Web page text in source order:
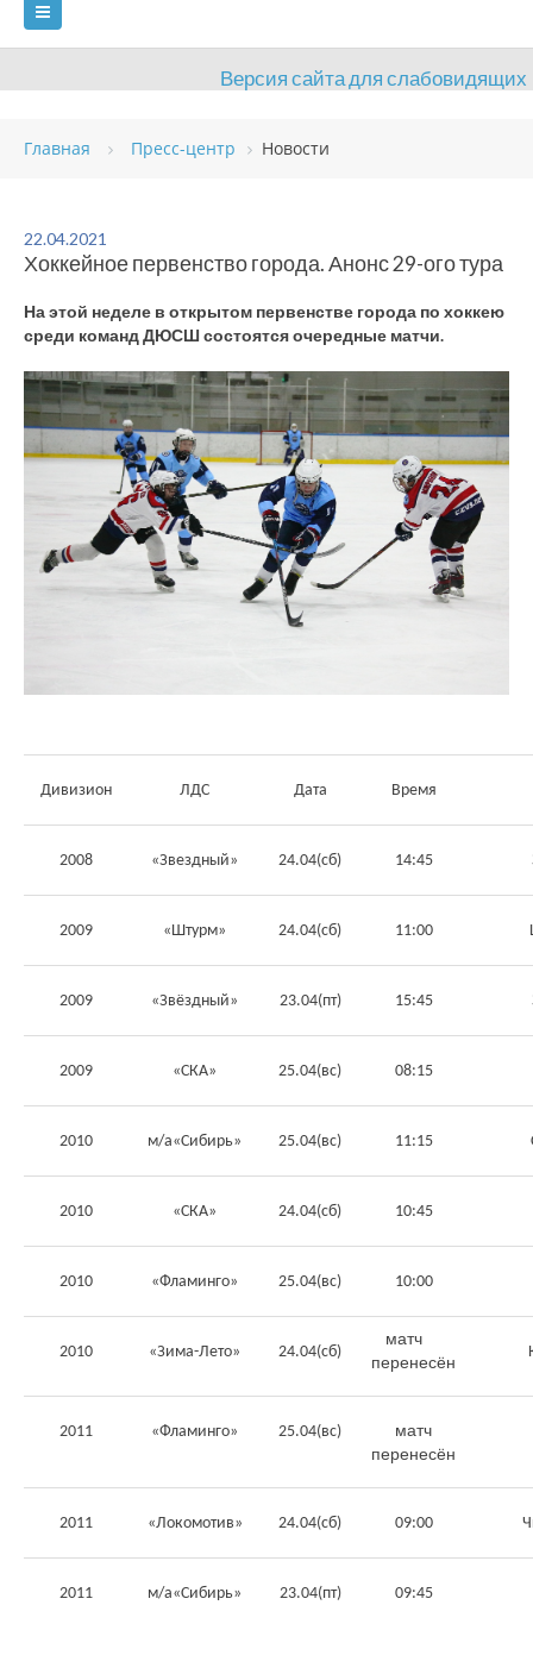
Версия сайта для слабовидящих
ГЛАВНАЯ
ВИДЫ СПОРТА
ОЦЕНКА КАЧЕСТВА ОБРАЗОВАНИЯ ВАКАНСИИ
ПЛАТНЫЕ УСЛУГИ КОНТАКТЫ
Главная Пресс-центр Новости
22.04.2021
Хоккейное первенство города. Анонс 29-ого тура
На этой неделе в открытом первенстве города по хоккею
среди команд ДЮСШ состоятся очередные матчи.
Дивизион ЛДС Дата Время
2008 «Звездный» 24.04(сб) 14:45
2009 «Штурм» 24.04(сб) 11:00
2009 «Звёздный» 23.04(пт) 15:45
2009 «СКА» 25.04(вс) 08:15
2010 м/а«Сибирь» 25.04(вс) 11:15
2010 «СКА» 24.04(сб) 10:45
2010 «Фламинго» 25.04(вс) 10:00
2010 «Зима-Лето» 24.04(сб)
матч
перенесён
2011 «Фламинго» 25.04(вс)
матч
перенесён
2011 «Локомотив» 24.04(сб) 09:00
2011 м/а«Сибирь» 23.04(пт) 09:45